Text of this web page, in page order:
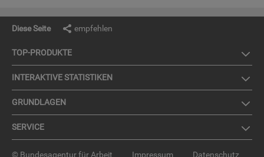
Diese Seite empfehlen
TOP-PRO­DUK­TE
IN­TER­AK­TI­VE STA­TIS­TI­KEN
GRUND­LA­GEN
SER­VICE
© Bundesagentur für Arbeit Impressum Datenschutz